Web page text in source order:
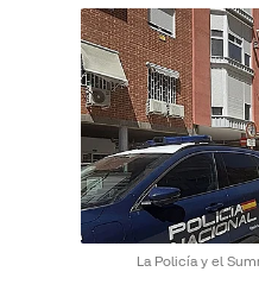
La Policía y el